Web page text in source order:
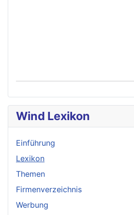
Wind Lexikon
Einführung
Lexikon
Themen
Firmenverzeichnis
Werbung